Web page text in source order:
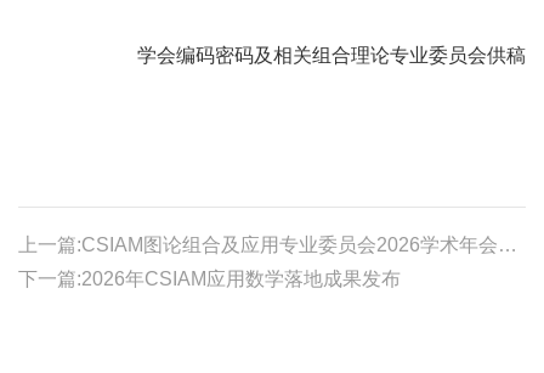
学会编码密码及相关组合理论专业委员会供稿
上一篇:CSIAM图论组合及应用专业委员会2026学术年会顺利召开
下一篇:2026年CSIAM应用数学落地成果发布